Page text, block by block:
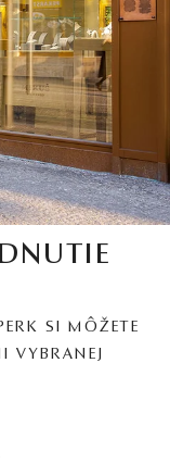
SI MÔŽETE
VYBRANEJ